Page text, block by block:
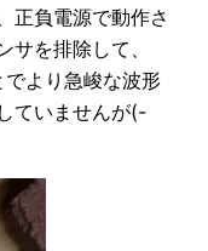
正負電源で動作さ
を排除して、
より急峻な波形
ていませんが(-